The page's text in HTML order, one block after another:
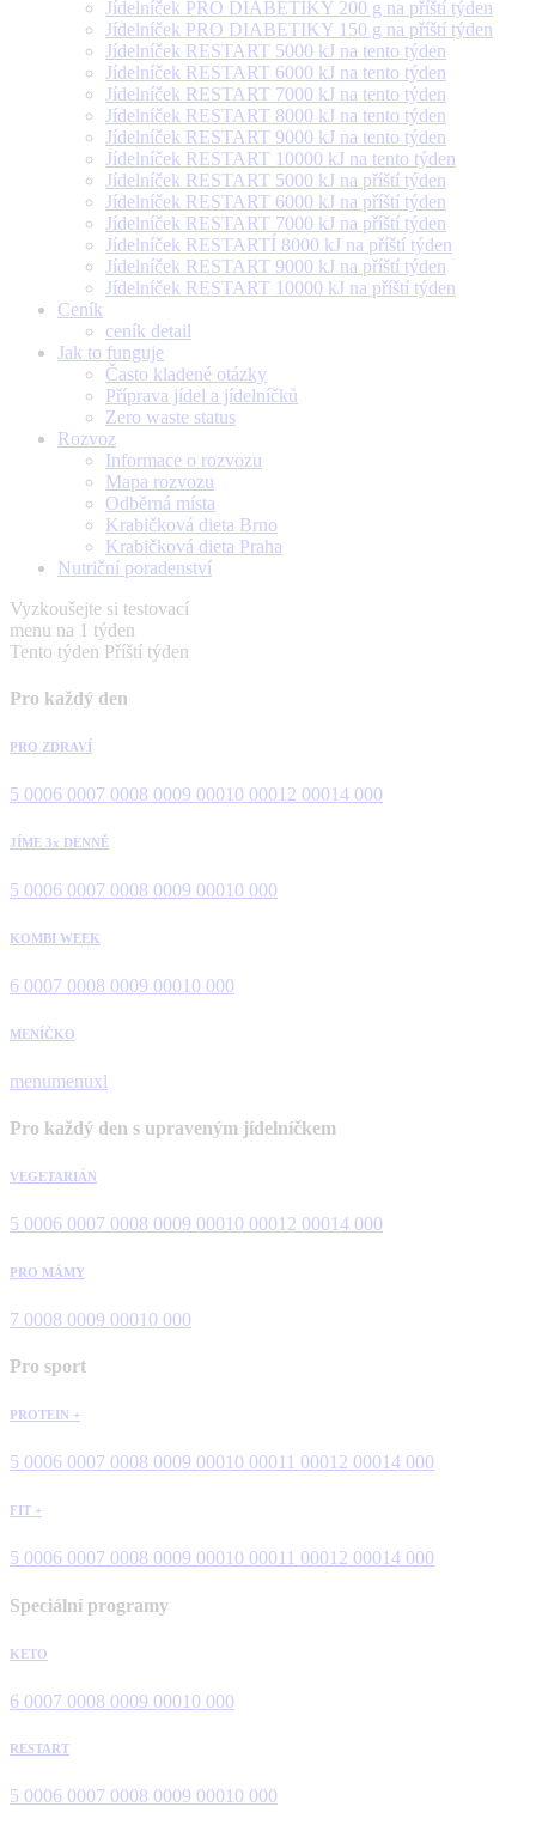
Jídelníček PRO DIABETIKY 200 g na příští týden
Jídelníček PRO DIABETIKY 150 g na příští týden
Jídelníček RESTART 5000 kJ na tento týden
Jídelníček RESTART 6000 kJ na tento týden
Jídelníček RESTART 7000 kJ na tento týden
Jídelníček RESTART 8000 kJ na tento týden
Jídelníček RESTART 9000 kJ na tento týden
Jídelníček RESTART 10000 kJ na tento týden
Jídelníček RESTART 5000 kJ na příští týden
Jídelníček RESTART 6000 kJ na příští týden
Jídelníček RESTART 7000 kJ na příští týden
Jídelníček RESTARTÍ 8000 kJ na příští týden
Jídelníček RESTART 9000 kJ na příští týden
Jídelníček RESTART 10000 kJ na příští týden
Ceník
ceník detail
Jak to funguje
Často kladené otázky
Příprava jídel a jídelníčků
Zero waste status
Rozvoz
Informace o rozvozu
Mapa rozvozu
Odběrná místa
Krabičková dieta Brno
Krabičková dieta Praha
Nutriční poradenství
Vyzkoušejte si testovací
menu na 1 týden
Tento týden Příští týden
Pro každý den
PRO ZDRAVÍ
5 0006 0007 0008 0009 00010 00012 00014 000
JÍME 3x DENNĚ
5 0006 0007 0008 0009 00010 000
KOMBI WEEK
6 0007 0008 0009 00010 000
MENÍČKO
menumenuxl
Pro každý den s upraveným jídelníčkem
VEGETARIÁN
5 0006 0007 0008 0009 00010 00012 00014 000
PRO MÁMY
7 0008 0009 00010 000
Pro sport
PROTEIN +
5 0006 0007 0008 0009 00010 00011 00012 00014 000
FIT +
5 0006 0007 0008 0009 00010 00011 00012 00014 000
Speciální programy
KETO
6 0007 0008 0009 00010 000
RESTART
5 0006 0007 0008 0009 00010 000